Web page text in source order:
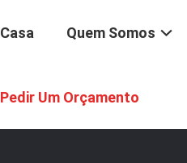
Casa Quem Somos
Pedir Um Orçamento